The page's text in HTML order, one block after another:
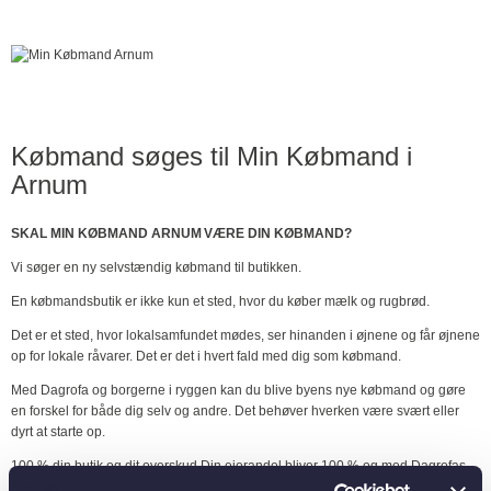
Købmand søges til Min Købmand i
Arnum
SKAL MIN KØBMAND ARNUM VÆRE DIN KØBMAND?
Vi søger en ny selvstændig købmand til butikken.
En købmandsbutik er ikke kun et sted, hvor du køber mælk og rugbrød.
Det er et sted, hvor lokalsamfundet mødes, ser hinanden i øjnene og får øjnene
op for lokale råvarer. Det er det i hvert fald med dig som købmand.
Med Dagrofa og borgerne i ryggen kan du blive byens nye købmand og gøre
en forskel for både dig selv og andre. Det behøver hverken være svært eller
dyrt at starte op.
100 % din butik og dit overskud Din ejerandel bliver 100 % og med Dagrofas
forskellige muligheder for finansiering, kan du udleve din iværksætterdrøm